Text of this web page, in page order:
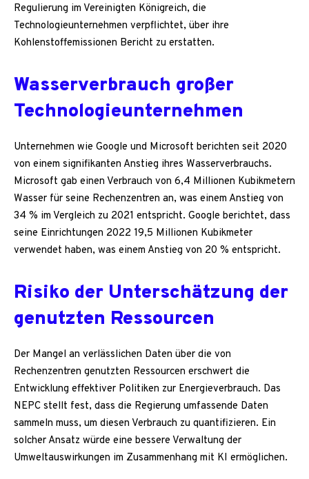
Regulierung im Vereinigten Königreich, die
Technologieunternehmen verpflichtet, über ihre
Kohlenstoffemissionen Bericht zu erstatten.
Wasserverbrauch großer
Technologieunternehmen
Unternehmen wie Google und Microsoft berichten seit 2020
von einem signifikanten Anstieg ihres Wasserverbrauchs.
Microsoft gab einen Verbrauch von 6,4 Millionen Kubikmetern
Wasser für seine Rechenzentren an, was einem Anstieg von
34 % im Vergleich zu 2021 entspricht. Google berichtet, dass
seine Einrichtungen 2022 19,5 Millionen Kubikmeter
verwendet haben, was einem Anstieg von 20 % entspricht.
Risiko der Unterschätzung der
genutzten Ressourcen
Der Mangel an verlässlichen Daten über die von
Rechenzentren genutzten Ressourcen erschwert die
Entwicklung effektiver Politiken zur Energieverbrauch. Das
NEPC stellt fest, dass die Regierung umfassende Daten
sammeln muss, um diesen Verbrauch zu quantifizieren. Ein
solcher Ansatz würde eine bessere Verwaltung der
Umweltauswirkungen im Zusammenhang mit KI ermöglichen.